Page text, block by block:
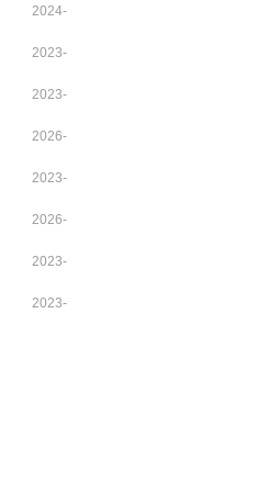
02-22
2024-
03-08
2023-
08-29
2023-
07-26
2026-
06-06
2023-
09-08
2026-
06-29
2023-
07-04
2023-